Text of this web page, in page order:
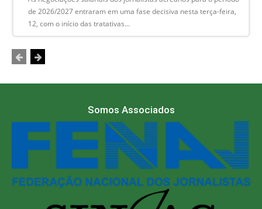
de 2026/2027 entraram em uma fase decisiva nesta terça-feira,
12, com o início das tratativas...
Somos Associados